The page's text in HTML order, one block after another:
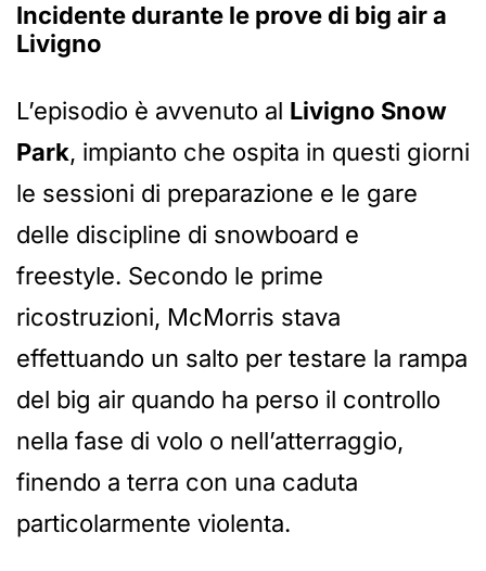
Incidente durante le prove di big aira
Livigno
L’episodio è avvenuto al Livigno Snow
Park, impianto che ospita in questi giorni
le sessioni di preparazione e le gare
delle discipline di snowboard e
freestyle. Secondo le prime
ricostruzioni, McMorris stava
effettuando un salto per testare la rampa
del big air quando ha perso il controllo
nella fase di volo o nell’atterraggio,
finendo a terra con una caduta
particolarmente violenta.